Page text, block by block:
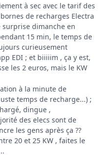
à sec avec le tarif des
de recharges Electra
surprise dimanche en
15 min, le temps de
curieusement
EDI ; et biiiiim , ça y est,
les 2 euros, mais le KW
à la minute de
temps de recharge...) ;
dingue ,
des elecs sont de
les gens après ça ??
20 et 25 KW , faites le